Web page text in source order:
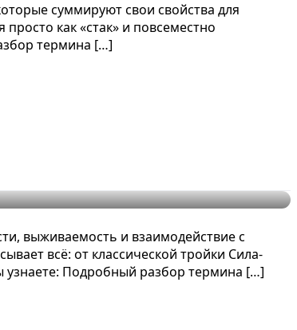
суммируют свои свойства для
как «стак» и повсеместно
термина […]
выживаемость и взаимодействие с
всё: от классической тройки Сила-
узнаете: Подробный разбор термина […]